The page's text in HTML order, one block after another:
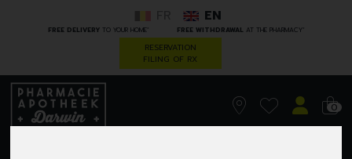
FREE DELIVERYTO YOUR HOME* FREE WITHDRAWAL AT THE PHARMACY*
EN
RESERVATION
FILING OF RX
0